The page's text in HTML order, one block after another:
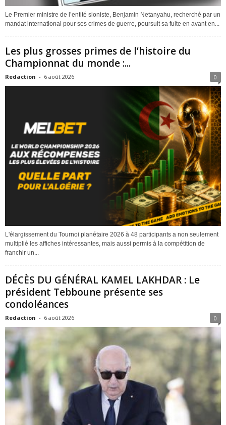
Le Premier ministre de l’entité sioniste, Benjamin Netanyahu, recherché par un
mandat international pour ses crimes de guerre, poursuit sa fuite en avant en...
Les plus grosses primes de l’histoire du
Championnat du monde :...
Redaction - 6 août 2026 0
L'élargissement du Tournoi planétaire 2026 à 48 participants a non seulement
multiplié les affiches intéressantes, mais aussi permis à la compétition de
franchir un...
DÉCÈS DU GÉNÉRAL KAMEL LAKHDAR : Le
président Tebboune présente ses
condoléances
Redaction - 6 août 2026 0